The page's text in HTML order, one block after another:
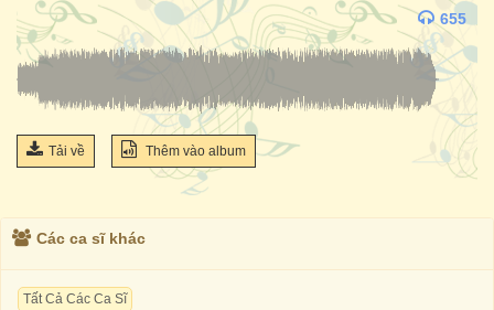
655
Tải về Thêm vào album
Các ca sĩ khác
Tất Cả Các Ca Sĩ